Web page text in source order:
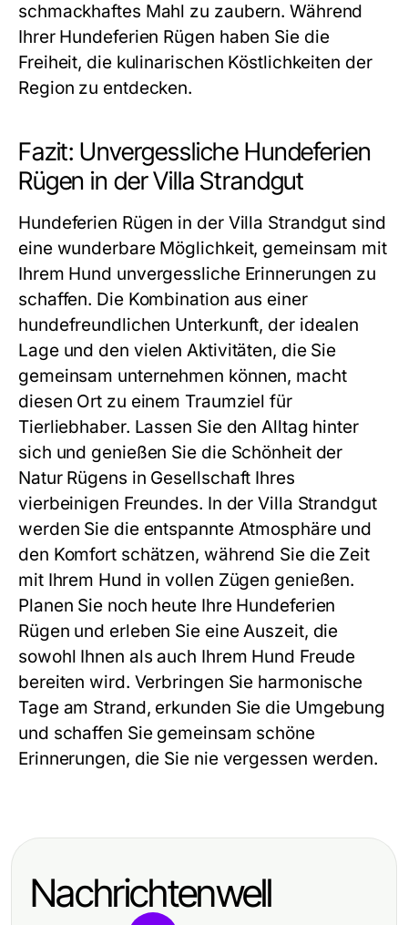
schmackhaftes Mahl zu zaubern. Während
Ihrer Hundeferien Rügen haben Sie die
Freiheit, die kulinarischen Köstlichkeiten der
Region zu entdecken.
Fazit: Unvergessliche Hundeferien
Rügen in der Villa Strandgut
Hundeferien Rügen in der Villa Strandgut sind
eine wunderbare Möglichkeit, gemeinsam mit
Ihrem Hund unvergessliche Erinnerungen zu
schaffen. Die Kombination aus einer
hundefreundlichen Unterkunft, der idealen
Lage und den vielen Aktivitäten, die Sie
gemeinsam unternehmen können, macht
diesen Ort zu einem Traumziel für
Tierliebhaber. Lassen Sie den Alltag hinter
sich und genießen Sie die Schönheit der
Natur Rügens in Gesellschaft Ihres
vierbeinigen Freundes. In der Villa Strandgut
werden Sie die entspannte Atmosphäre und
den Komfort schätzen, während Sie die Zeit
mit Ihrem Hund in vollen Zügen genießen.
Planen Sie noch heute Ihre Hundeferien
Rügen und erleben Sie eine Auszeit, die
sowohl Ihnen als auch Ihrem Hund Freude
bereiten wird. Verbringen Sie harmonische
Tage am Strand, erkunden Sie die Umgebung
und schaffen Sie gemeinsam schöne
Erinnerungen, die Sie nie vergessen werden.
Nachrichtenwell